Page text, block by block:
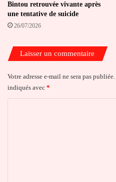
Bintou retrouvée vivante après
une tentative de suicide
26/07/2026
Laisser un commentaire
Votre adresse e-mail ne sera pas publiée.
indiqués avec *